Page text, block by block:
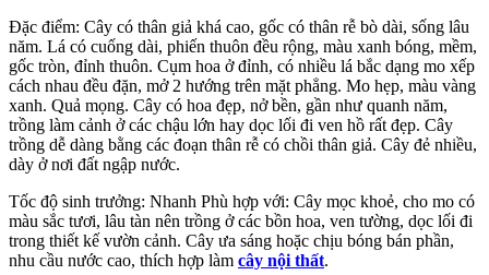
Đặc điểm: Cây có thân giả khá cao, gốc có thân rễ bò dài, sống lâu
năm. Lá có cuống dài, phiến thuôn đều rộng, màu xanh bóng, mềm,
gốc tròn, đỉnh thuôn. Cụm hoa ở đỉnh, có nhiều lá bắc dạng mo xếp
cách nhau đều đặn, mở 2 hướng trên mặt phẳng. Mo hẹp, màu vàng
xanh. Quả mọng. Cây có hoa đẹp, nở bền, gần như quanh năm,
trồng làm cảnh ở các chậu lớn hay dọc lối đi ven hồ rất đẹp. Cây
trồng dễ dàng bằng các đoạn thân rễ có chồi thân giả. Cây đẻ nhiều,
dày ở nơi đất ngập nước.
Tốc độ sinh trưởng: Nhanh Phù hợp với: Cây mọc khoẻ, cho mo có
màu sắc tươi, lâu tàn nên trồng ở các bồn hoa, ven tường, dọc lối đi
trong thiết kế vườn cảnh. Cây ưa sáng hoặc chịu bóng bán phần,
nhu cầu nước cao, thích hợp làm cây nội thất.